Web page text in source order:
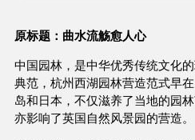
原标题：曲水流觞愈人心
中国园林，是中华优秀传统文化
典范，杭州西湖园林营造范式早
岛和日本，不仅滋养了当地的园
亦影响了英国自然风景园的营造。